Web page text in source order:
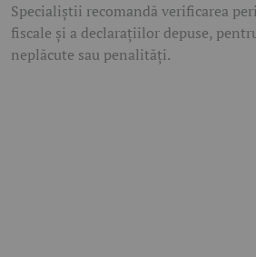
Specialiștii recomandă verificarea
fiscale și a declarațiilor depuse,
neplăcute sau penalități.